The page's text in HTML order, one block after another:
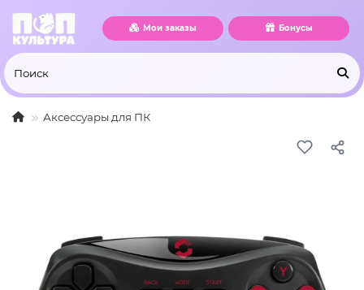
Мои заказы Бонусы
Аксессуары для ПК